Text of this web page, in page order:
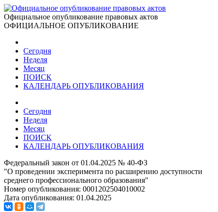
Официальное опубликование правовых актов
ОФИЦИАЛЬНОЕ ОПУБЛИКОВАНИЕ
Сегодня
Неделя
Месяц
ПОИСК
КАЛЕНДАРЬ ОПУБЛИКОВАНИЯ
Сегодня
Неделя
Месяц
ПОИСК
КАЛЕНДАРЬ ОПУБЛИКОВАНИЯ
Федеральный закон от 01.04.2025 № 40-ФЗ
"О проведении эксперимента по расширению доступности
среднего профессионального образования"
Номер опубликования: 0001202504010002
Дата опубликования: 01.04.2025